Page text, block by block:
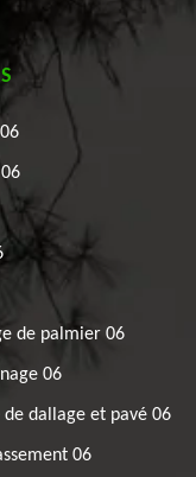
de palmier 06
06
de dallage et pavé 06
06